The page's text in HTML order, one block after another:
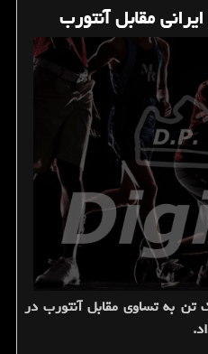
مقابل آنتورب
تن به تساوی مقابل آنتورب در